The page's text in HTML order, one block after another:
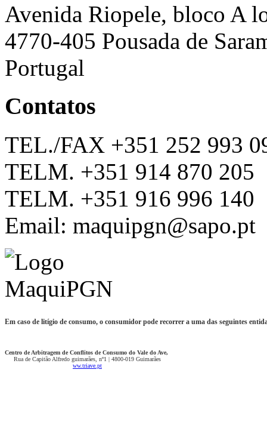
Avenida Riopele, bloco A
4770-405 Pousada de
Portugal
Contatos
TEL./FAX +351 252 993
TELM. +351 914 870 205
TELM. +351 916 996 140
Email: maquipgn@sapo.pt
Em caso de litígio de consumo, o consumidor pode recorrer a uma das seguintes
Centro de Arbitragem de Conflitos de Consumo do Vale do Ave,
Rua de Capitão Alfredo guimarães, nº1 | 4800-019 Guimarães
ww.triave.pt